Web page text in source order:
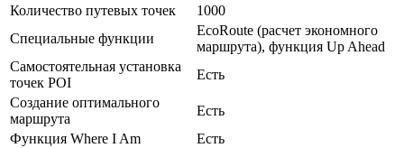
Количество путевых точек
1000
Специальные функции
EcoRoute (расчет экономного
маршрута), функция Up Ahead
Самостоятельная установка
точек POI
Есть
Создание оптимального
маршрута
Есть
Функция Where I Am
Есть